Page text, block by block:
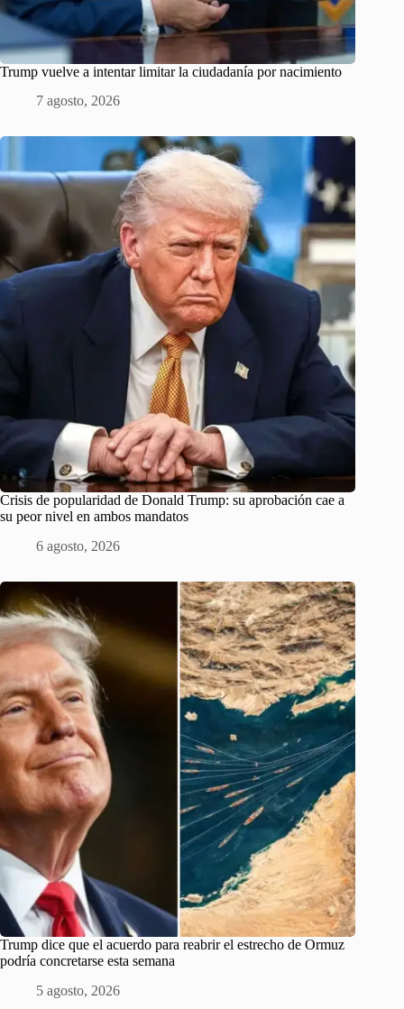
Trump vuelve a intentar limitar la ciudadanía por nacimiento
7 agosto, 2026
Crisis de popularidad de Donald Trump: su aprobación cae a
su peor nivel en ambos mandatos
6 agosto, 2026
Trump dice que el acuerdo para reabrir el estrecho de Ormuz
podría concretarse esta semana
5 agosto, 2026